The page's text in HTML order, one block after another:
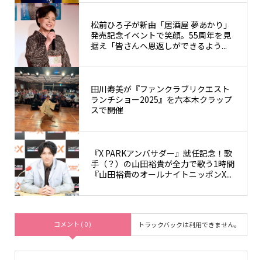
松前ひろ子が新曲「居酒屋 夢あかり」
発売記念イベントで笑顔。55周年を見
据え「皆さんへ恩返しができるよう...
田川寿美が『ファンクラブリクエスト
ランチショー2025』を六本木クラップ
スで開催
『X PARKアンバサダー』就任記念！歌
手（？）の山田裕貴が全力で歌う1時間
『山田裕貴のオールナイトニッポンX...
コメント ( 0 ) トラックバックは利用できません。